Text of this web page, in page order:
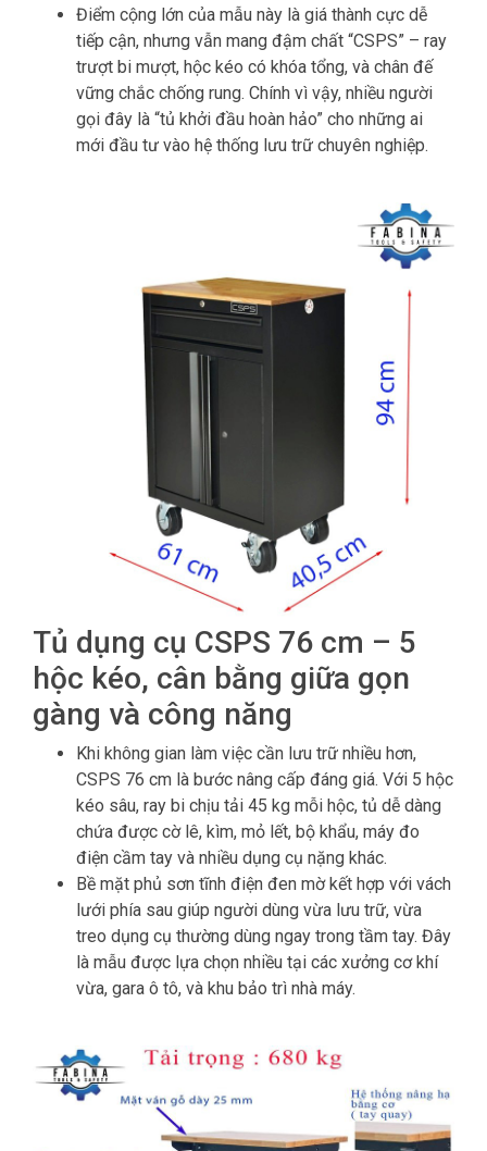
Điểm cộng lớn của mẫu này là giá thành cực dễ
tiếp cận, nhưng vẫn mang đậm chất “CSPS” – ray
trượt bi mượt, hộc kéo có khóa tổng, và chân đế
vững chắc chống rung. Chính vì vậy, nhiều người
gọi đây là “tủ khởi đầu hoàn hảo” cho những ai
mới đầu tư vào hệ thống lưu trữ chuyên nghiệp.
Tủ dụng cụ CSPS 76 cm – 5
hộc kéo, cân bằng giữa gọn
gàng và công năng
Khi không gian làm việc cần lưu trữ nhiều hơn,
CSPS 76 cm là bước nâng cấp đáng giá. Với 5 hộc
kéo sâu, ray bi chịu tải 45 kg mỗi hộc, tủ dễ dàng
chứa được cờ lê, kìm, mỏ lết, bộ khẩu, máy đo
điện cầm tay và nhiều dụng cụ nặng khác.
Bề mặt phủ sơn tĩnh điện đen mờ kết hợp với vách
lưới phía sau giúp người dùng vừa lưu trữ, vừa
treo dụng cụ thường dùng ngay trong tầm tay. Đây
là mẫu được lựa chọn nhiều tại các xưởng cơ khí
vừa, gara ô tô, và khu bảo trì nhà máy.